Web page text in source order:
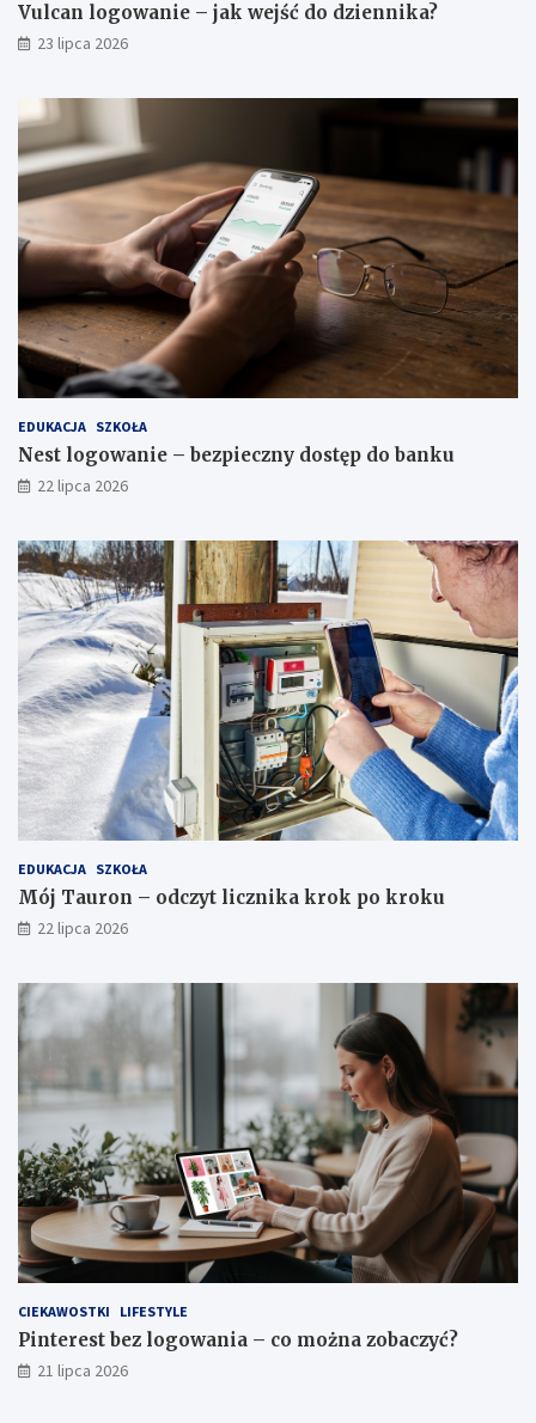
Vulcan logowanie – jak wejść do dziennika?
23 lipca 2026
EDUKACJA SZKOŁA
Nest logowanie – bezpieczny dostęp do banku
22 lipca 2026
EDUKACJA SZKOŁA
Mój Tauron – odczyt licznika krok po kroku
22 lipca 2026
CIEKAWOSTKI LIFESTYLE
Pinterest bez logowania – co można zobaczyć?
21 lipca 2026